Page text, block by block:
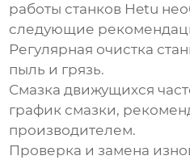
работы станков Hetu
следующие
Регулярная очистка
пыль и грязь.
Смазка движущихся
график смазки,
производителем.
Проверка и замена